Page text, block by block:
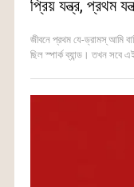
প্রিয় যন্ত্র, প্রথম
জীবনে প্রথম যে-ড্রামস্ আমি
ছিল স্পার্ক ব্যান্ড। তখন সবে